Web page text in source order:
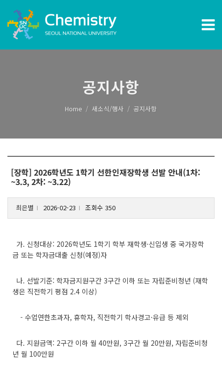
공지사항
Home 새소식/행사 공지사항
[장학] 2026학년도 1학기 선한인재장학생 선발 안내(1차:
~3.3, 2차: ~3.22)
최은별 2026-02-23 조회수 350
가. 신청대상: 2026학년도 1학기 학부 재학생·신입생 중 국가장학
금 또는 학자금대출 신청(예정)자
나. 선발기준: 학자금지원구간 3구간 이하 또는 자립준비청년 (재학
생은 직전학기 평점 2.4 이상)
- 수업연한초과자, 휴학자, 직전학기 학사경고·유급 등 제외
다. 지원금액: 2구간 이하 월 40만원, 3구간 월 20만원, 자립준비청
년 월 100만원